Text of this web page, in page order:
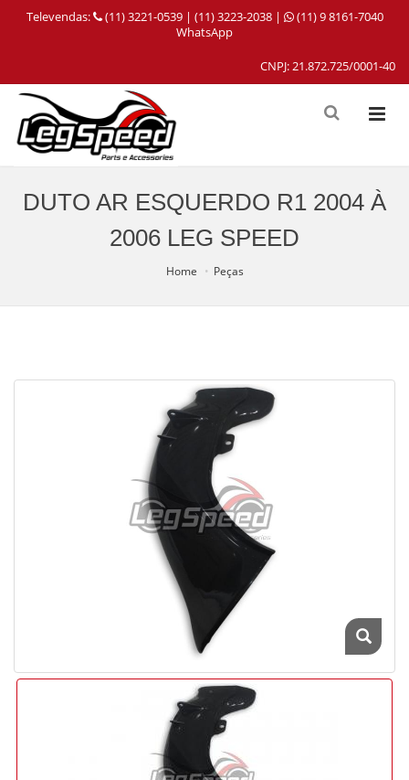
Televendas: (11) 3221-0539 | (11) 3223-2038 |
(11) 9 8161-7040
WhatsApp
CNPJ: 21.872.725/0001-40
DUTO AR ESQUERDO R1 2004 À
2006 LEG SPEED
Home Peças